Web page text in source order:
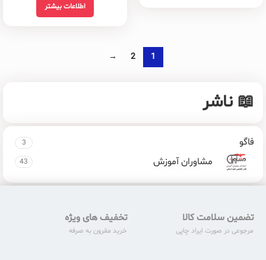
📖 ناشر
فاگو 3
مشاوران آموزش 43
اطلاعات بیشتر
1
2
→
تضمین سلامت کالا
مرجوعی در صورت ایراد چاپی
تخفیف های ویژه
خرید مقرون به صرفه